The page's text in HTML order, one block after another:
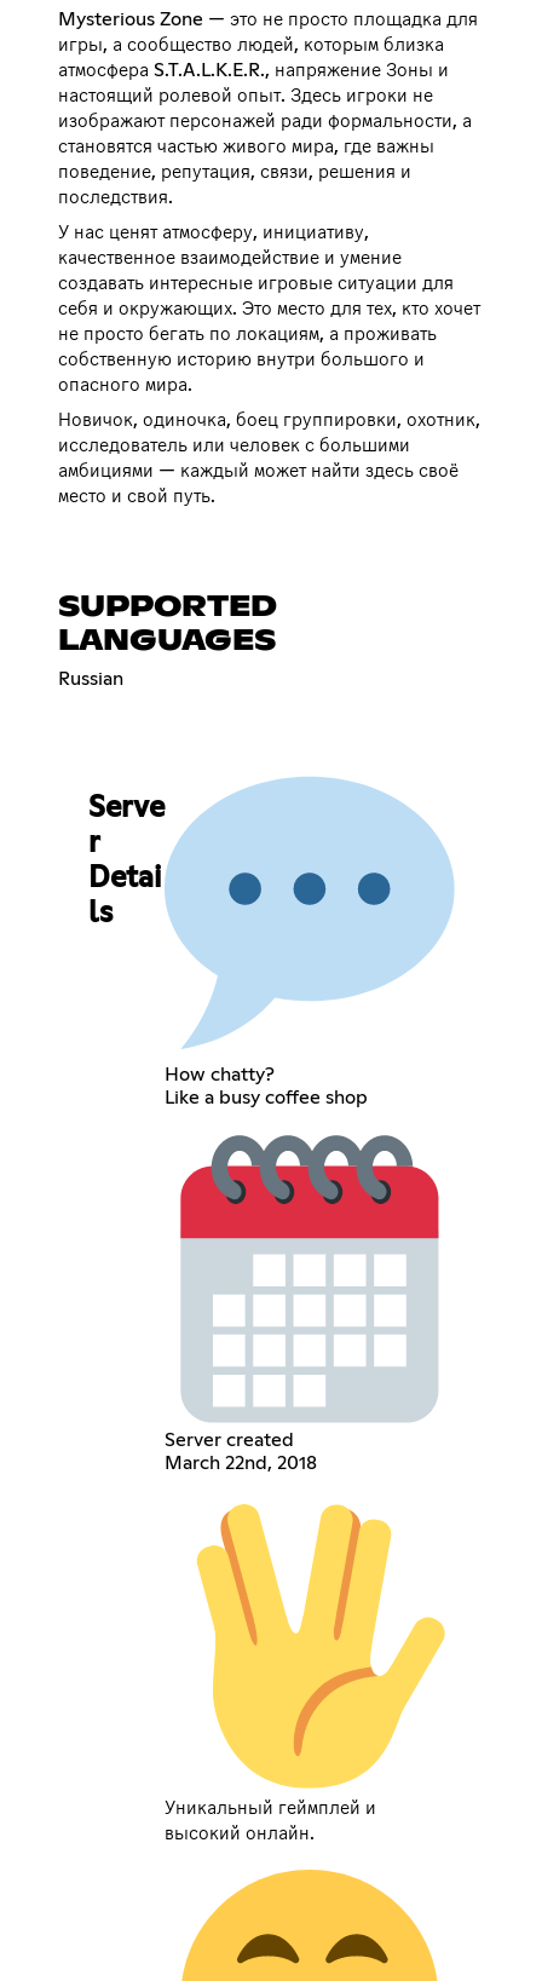
Mysterious Zone — это не просто площадка для
игры, а сообщество людей, которым близка
атмосфера S.T.A.L.K.E.R., напряжение Зоны и
настоящий ролевой опыт. Здесь игроки не
изображают персонажей ради формальности, а
становятся частью живого мира, где важны
поведение, репутация, связи, решения и
последствия.
У нас ценят атмосферу, инициативу,
качественное взаимодействие и умение
создавать интересные игровые ситуации для
себя и окружающих. Это место для тех, кто хочет
не просто бегать по локациям, а проживать
собственную историю внутри большого и
опасного мира.
Новичок, одиночка, боец группировки, охотник,
исследователь или человек с большими
амбициями — каждый может найти здесь своё
место и свой путь.
SUPPORTED
LANGUAGES
Russian
Serve
r
Detai
ls
How chatty?
Like a busy coffee shop
Server created
March 22nd, 2018
Уникальный геймплей и
высокий онлайн.